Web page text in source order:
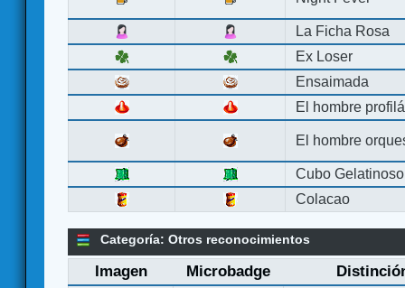
La Ficha Rosa
Ex Loser
Ensaimada
El hombre
El hombre
Cubo Gelatinoso
Colacao
Categoría: Otros reconocimientos
Imagen Microbadge